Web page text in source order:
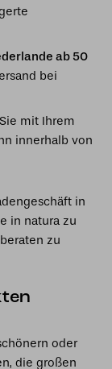
ab 50
bei
mit Ihrem
innerhalb von
in
in natura zu
zu
oder
die großen